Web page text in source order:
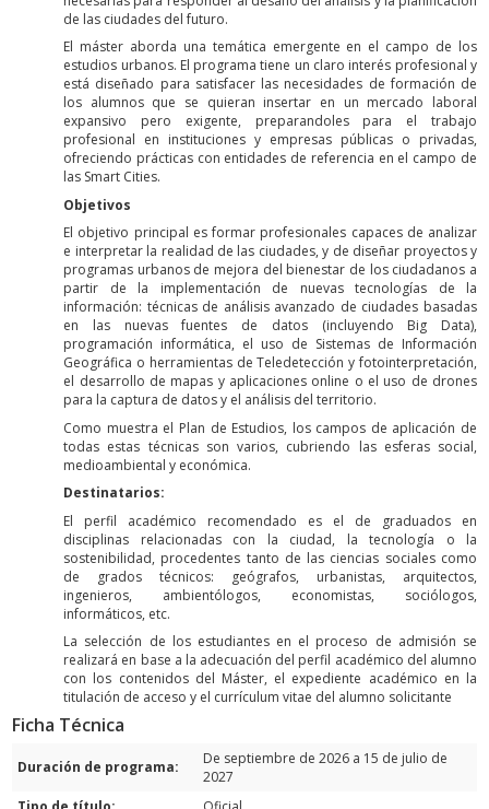
de las ciudades del futuro.
El máster aborda una temática emergente en el campo de los
estudios urbanos. El programa tiene un claro interés profesional y
está diseñado para satisfacer las necesidades de formación de
los alumnos que se quieran insertar en un mercado laboral
expansivo pero exigente, preparandoles para el trabajo
profesional en instituciones y empresas públicas o privadas,
ofreciendo prácticas con entidades de referencia en el campo de
las Smart Cities.
Objetivos
El objetivo principal es formar profesionales capaces de analizar
e interpretar la realidad de las ciudades, y de diseñar proyectos y
programas urbanos de mejora del bienestar de los ciudadanos a
partir de la implementación de nuevas tecnologías de la
información: técnicas de análisis avanzado de ciudades basadas
en las nuevas fuentes de datos (incluyendo Big Data),
programación informática, el uso de Sistemas de Información
Geográfica o herramientas de Teledetección y fotointerpretación,
el desarrollo de mapas y aplicaciones online o el uso de drones
para la captura de datos y el análisis del territorio.
Como muestra el Plan de Estudios, los campos de aplicación de
todas estas técnicas son varios, cubriendo las esferas social,
medioambiental y económica.
Destinatarios:
El perfil académico recomendado es el de graduados en
disciplinas relacionadas con la ciudad, la tecnología o la
sostenibilidad, procedentes tanto de las ciencias sociales como
de grados técnicos: geógrafos, urbanistas, arquitectos,
ingenieros, ambientólogos, economistas, sociólogos,
informáticos, etc.
La selección de los estudiantes en el proceso de admisión se
realizará en base a la adecuación del perfil académico del alumno
con los contenidos del Máster, el expediente académico en la
titulación de acceso y el currículum vitae del alumno solicitante
Ficha Técnica
Duración de programa:
De septiembre de 2026 a 15 de julio de
2027